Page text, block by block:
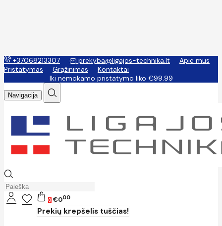
+37068213307 prekyba@ligajos-technika.lt
Apie mus
Pristatymas
Grąžinimas
Kontaktai
Iki nemokamo pristatymo liko €99.99
Navigacija
0 €000
Prekių krepšelis tuščias!